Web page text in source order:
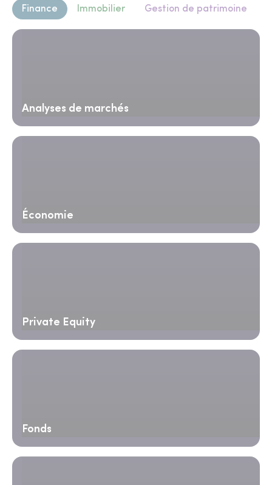
Finance Immobilier Gestion de patrimoine
Analyses de marchés
Économie
Private Equity
Fonds